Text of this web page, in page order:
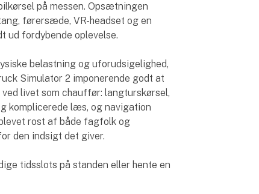
på messen. Opsætningen
førersæde, VR-headset og en
ud fordybende oplevelse.
belastning og uforudsigelighed,
Simulator 2 imponerende godt at
livet som chauffør: langturskørsel,
komplicerede læs, og navigation
rost af både fagfolk og
den indsigt det giver.
tidsslots på standen eller hente en